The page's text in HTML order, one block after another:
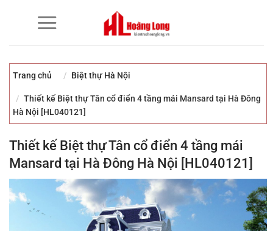
Trang chủ Biệt thự Hà Nội
Thiết kế Biệt thự Tân cổ điển 4 tầng mái Mansard tại Hà Đông
Hà Nội [HL040121]
Thiết kế Biệt thự Tân cổ điển 4 tầng mái
Mansard tại Hà Đông Hà Nội [HL040121]